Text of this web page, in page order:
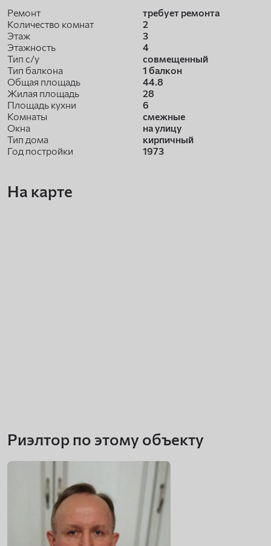
Ремонт
требует ремонта
Количество комнат
2
Этаж
3
Этажность
4
Тип с/у
совмещенный
Тип балкона
1 балкон
Общая площадь
44.8
Жилая площадь
28
Площадь кухни
6
Комнаты
смежные
Окна
на улицу
Тип дома
кирпичный
Год постройки
1973
На карте
Риэлтор по этому объекту